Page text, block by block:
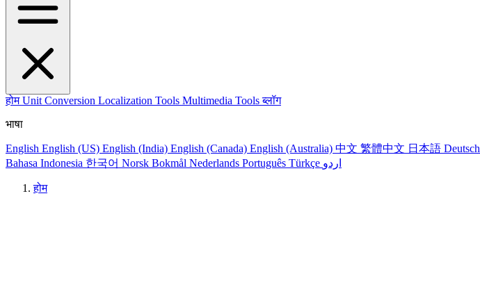
होमUnit Conversion Localization Tools Multimedia Toolsब्लॉग
भाषा
English English (US) English (India) English (Canada) English (Australia) 中文 繁體中文 日本語 Deutsch
Bahasa Indonesia 한국어 Norsk Bokmål Nederlands Português Türkçe اردو
होम